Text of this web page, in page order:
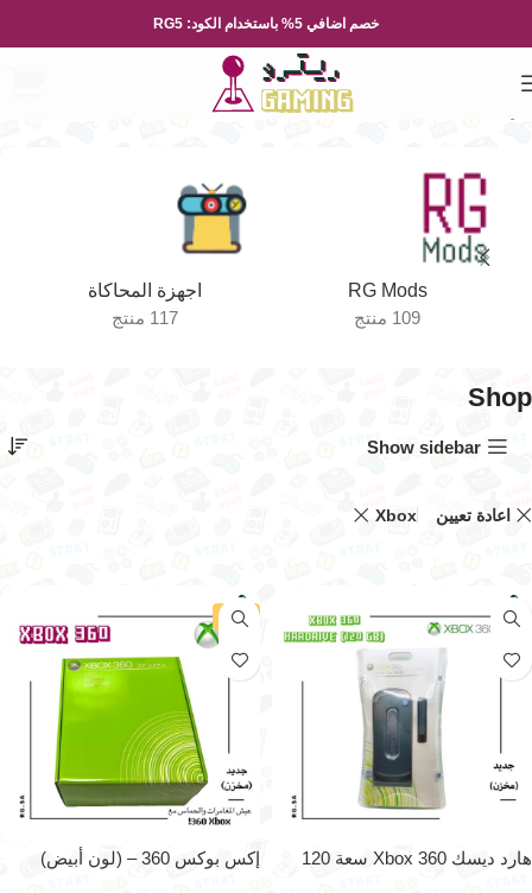
خصم اضافي 5% باستخدام الكود: RG5
RG Mods
109 منتج
اجهزة المحاكاة
117 منتج
Shop
Show sidebar
اعادة تعيين Xbox
هارد ديسك Xbox 360 سعة 120
-8%
إكس بوكس 360 – (لون أبيض)